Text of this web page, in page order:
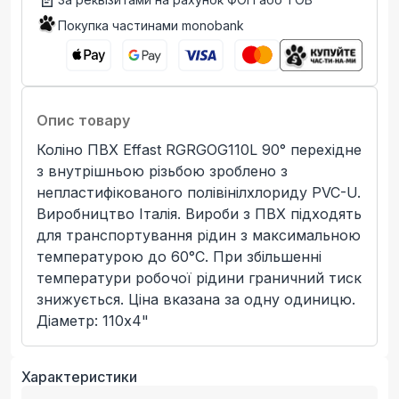
Покупка частинами monobank
Опис товару
Коліно ПВХ Effast RGRGOG110L 90° перехідне
з внутрішньою різьбою зроблено з
непластифікованого полівінілхлориду PVC-U.
Виробництво Італія. Вироби з ПВХ підходять
для транспортування рідин з максимальною
температурою до 60°C. При збільшенні
температури робочої рідини граничний тиск
знижується. Ціна вказана за одну одиницю.
Діаметр: 110x4"
Характеристики